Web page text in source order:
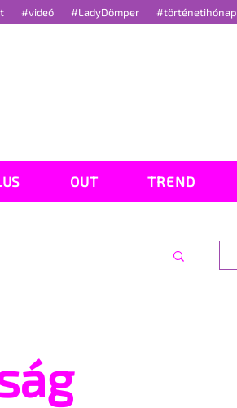
#videó #LadyDömper #történetihónap
OUT TREND